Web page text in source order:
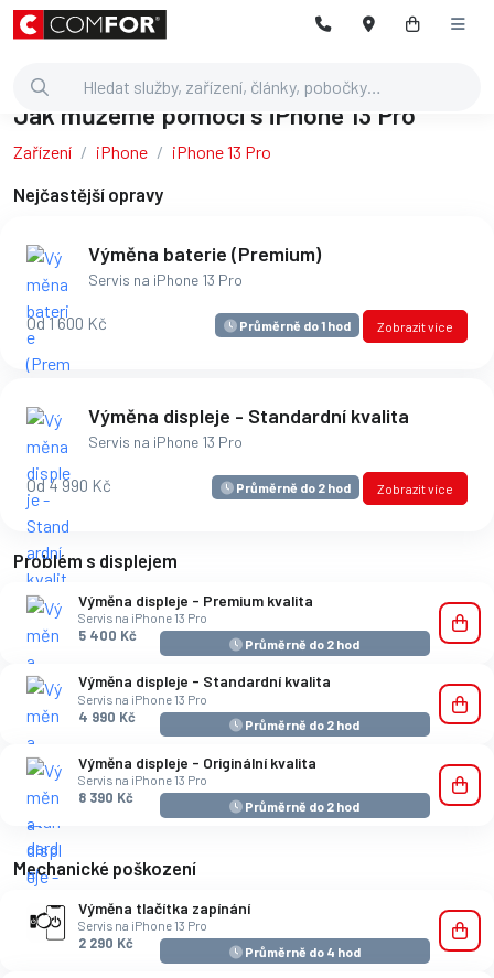
Jak můžeme pomoci s iPhone 13 Pro
Zařízení iPhone iPhone 13 Pro
Nejčastější opravy
Výměna baterie (Premium)
Servis na iPhone 13 Pro
Od 1 600 Kč Průměrně do 1 hod Zobrazit více
Výměna displeje - Standardní kvalita
Servis na iPhone 13 Pro
Od 4 990 Kč Průměrně do 2 hod Zobrazit více
Problém s displejem
Výměna displeje - Premium kvalita
Servis na iPhone 13 Pro
5 400 Kč
Průměrně do 2 hod
Výměna displeje - Standardní kvalita
Servis na iPhone 13 Pro
4 990 Kč
Průměrně do 2 hod
Výměna displeje - Originální kvalita
Servis na iPhone 13 Pro
8 390 Kč
Průměrně do 2 hod
Mechanické poškození
Výměna tlačítka zapínání
Servis na iPhone 13 Pro
2 290 Kč
Průměrně do 4 hod